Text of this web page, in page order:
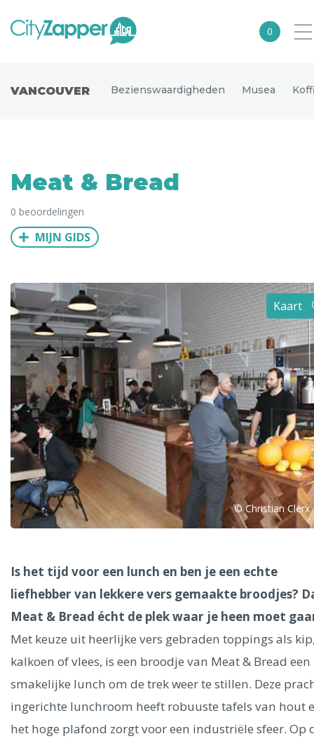
0
Europa
Noord-Amerika
Azië
Uitgelichte bestemmingen
Alle steden
Phoenix
Dresden
Singapore
Florence
Dublin
Hong Kong München Wenen Budapest
Madrid
Vancouver
VANCOUVER Bezienswaardigheden Musea
Meat & Bread
0 beoordelingen
MIJN GIDS
Kaart
© Christian Clerx
Is het tijd voor een lunch en ben je een echte
liefhebber van lekkere vers gemaakte broodjes?
Meat & Bread écht de plek waar je heen moet
Met keuze uit heerlijke vers gebraden toppings als
kalkoen of vlees, is een broodje van Meat & Bread een
smakelijke lunch om de trek weer te stillen. Deze
ingerichte lunchroom heeft robuuste tafels van hout
het hoge plafond zorgt voor een industriële sfeer. Op